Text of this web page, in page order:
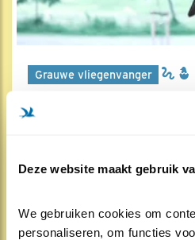
Deze website maakt gebruik
We gebruiken cookies om
personaliseren, om functies
Grauwe vliegenvanger
Een grote hap